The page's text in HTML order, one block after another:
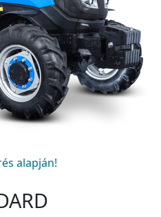
alapján!